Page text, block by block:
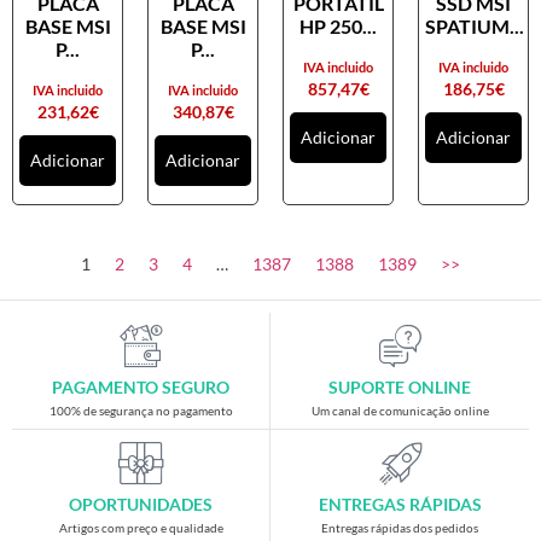
Placas gráficas
SAIS
Ventoínhas
Computadores
All-in-One
Gaming
Acessórios gaming
Cadeiras gaming
Merchandising
BASE MSI
P...
231,62€
IVA incluido
Adicionar
BASE MSI
P...
340,87€
IVA incluido
Adicionar
HP 250...
857,47€
IVA incluido
Adicionar
SPATIUM...
186,75€
IVA incluido
Adicionar
1 2 3 4 … 1387 1388 1389 >>
PAGAMENTO SEGURO
100% de segurança no pagamento
SUPORTE ONLINE
Um canal de comunicação online
OPORTUNIDADES
Artigos com preço e qualidade
ENTREGAS RÁPIDAS
Entregas rápidas dos pedidos